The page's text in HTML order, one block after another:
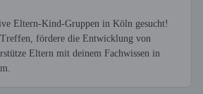
Eltern-Kind-Gruppen in Köln gesucht!
fördere die Entwicklung von
Eltern mit deinem Fachwissen in